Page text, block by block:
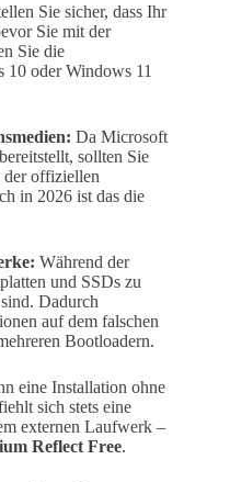
Sie sicher, dass Ihr
Sie mit der
Sie die
10 oder Windows 11
Da Microsoft
sollten Sie
offiziellen
in 2026 ist das die
Während der
und SSDs zu
Dadurch
auf dem falschen
Bootloadern.
eine Installation ohne
sich stets eine
externen Laufwerk –
Reflect Free.